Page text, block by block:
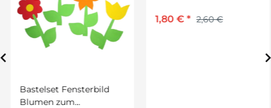
Bastelset Fensterbild
Blumen zum